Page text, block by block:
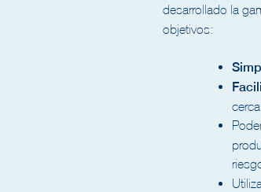
desarrollado la
objetivos: